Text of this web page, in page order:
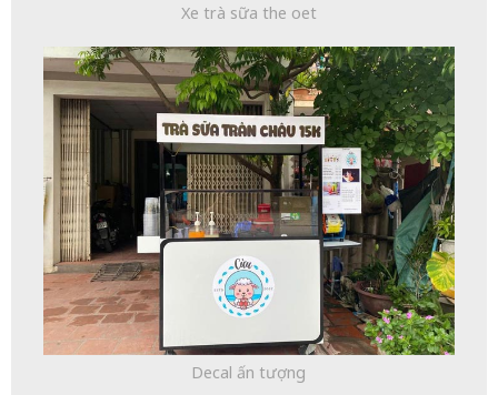
Xe trà sữa the oet
Decal ấn tượng